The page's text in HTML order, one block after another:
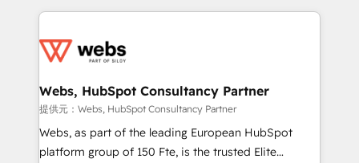
adoption, sales process and marketing results.
the first time 🔧 Designing and optimising your
and build using HubSpot 🔌 Integrating HubSpot
with other systems 🎓 Training your teams to be
HubSpot pros 📊 Lead generation services using
HubSpot Why us? - SIX HubSpot Accreditations -
Webs, HubSpot Consultancy Partner
提供元：Webs, HubSpot Consultancy Partner
Webs, as part of the leading European HubSpot
platform group of 150 Fte, is the trusted Elite